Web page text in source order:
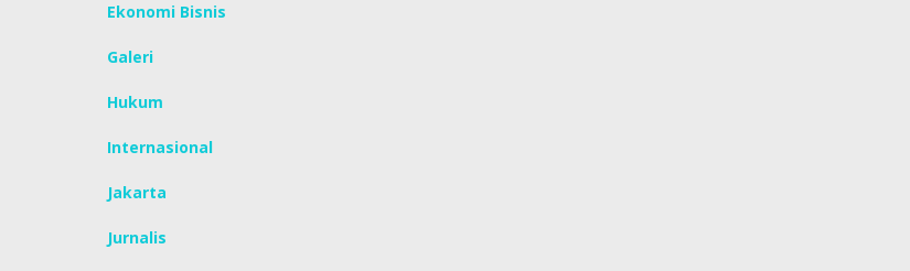
Ekonomi Bisnis
Galeri
Hukum
Internasional
Jakarta
Jurnalis